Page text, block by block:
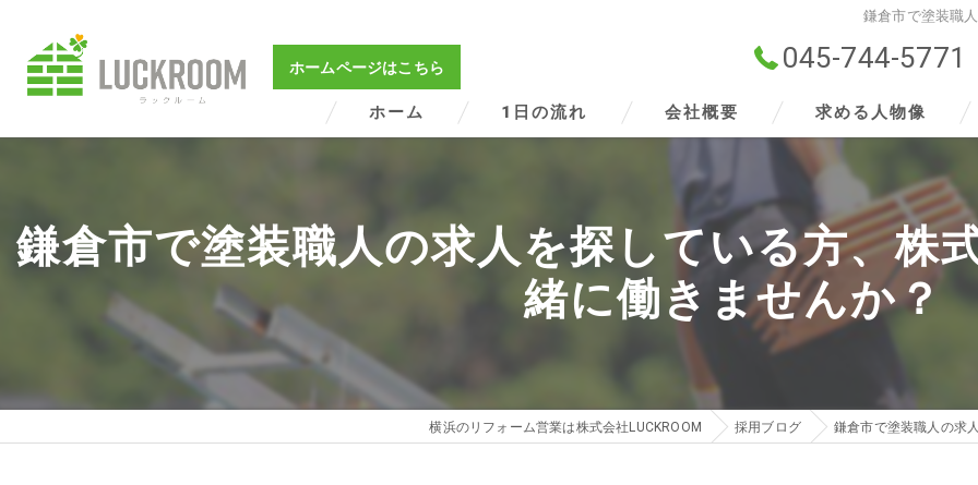
鎌倉市で塗装職
ホームページはこちら 045-744-5771
ホーム 1日の流れ 会社概要
ビジョン
事業案内
求める人物像
鎌倉市で塗装職人の求人を探している方、株
緒に働きませんか？
横浜のリフォーム営業は株式会社LUCKROOM 採用ブログ 鎌倉市で塗装職人の求